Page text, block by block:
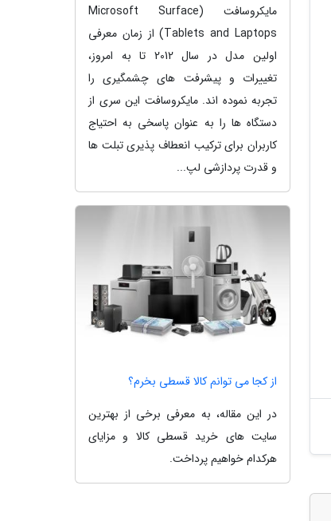
مایکروسافت (Microsoft Surface
Tablets and Laptops) از زمان معرفی
اولین مدل در سال 2012 تا به امروز،
تغییرات و پیشرفت های چشمگیری را
تجربه نموده اند. مایکروسافت این سری از
دستگاه ها را به عنوان پاسخی به احتیاج
کاربران برای ترکیب انعطاف پذیری تبلت ها
و قدرت پردازشی لپ...
از کجا می توانم کالا قسطی بخرم؟
در این مقاله، به معرفی برخی از بهترین
سایت های خرید قسطی کالا و مزایای
هرکدام خواهیم پرداخت.